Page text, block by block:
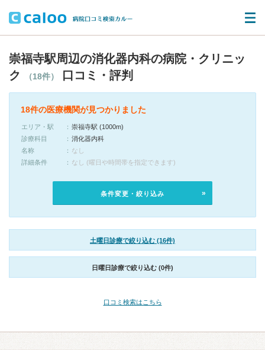
崇福寺駅周辺の消化器内科の病院・クリニッ
ク
（18件） 口コミ・評判
18件の医療機関が見つかりました
エリア・駅
崇福寺駅 (1000m)
診療科目
消化器内科
名称
なし
詳細条件
なし (曜日や時間帯を指定できます)
条件変更・絞り込み
土曜日診療で絞り込む (16件)
日曜日診療で絞り込む (0件)
口コミ検索はこちら